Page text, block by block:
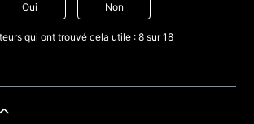
Oui Non
qui ont trouvé cela utile : 8 sur 18